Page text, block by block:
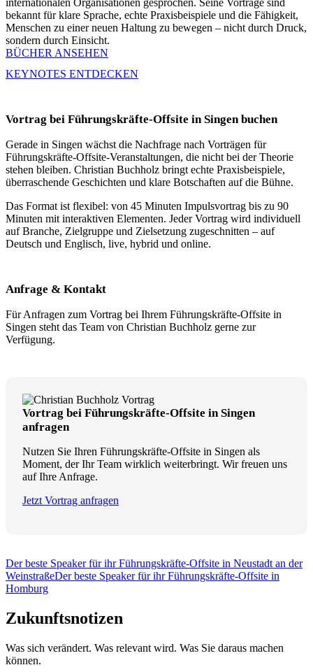
internationalen Organisationen gesprochen. Seine Vorträge sind
bekannt für klare Sprache, echte Praxisbeispiele und die Fähigkeit,
Menschen zu einer neuen Haltung zu bewegen – nicht durch Druck,
sondern durch Einsicht.
BÜCHER ANSEHEN
KEYNOTES ENTDECKEN
Vortrag bei Führungskräfte-Offsite in Singen buchen
Gerade in Singen wächst die Nachfrage nach Vorträgen für
Führungskräfte-Offsite-Veranstaltungen, die nicht bei der Theorie
stehen bleiben. Christian Buchholz bringt echte Praxisbeispiele,
überraschende Geschichten und klare Botschaften auf die Bühne.
Das Format ist flexibel: von 45 Minuten Impulsvortrag bis zu 90
Minuten mit interaktiven Elementen. Jeder Vortrag wird individuell
auf Branche, Zielgruppe und Zielsetzung zugeschnitten – auf
Deutsch und Englisch, live, hybrid und online.
Anfrage & Kontakt
Für Anfragen zum Vortrag bei Ihrem Führungskräfte-Offsite in
Singen steht das Team von Christian Buchholz gerne zur
Verfügung.
Vortrag bei Führungskräfte-Offsite in Singen
anfragen
Nutzen Sie Ihren Führungskräfte-Offsite in Singen als
Moment, der Ihr Team wirklich weiterbringt. Wir freuen uns
auf Ihre Anfrage.
Jetzt Vortrag anfragen
Der beste Speaker für ihr Führungskräfte-Offsite in Neustadt an der
WeinstraßeDer beste Speaker für ihr Führungskräfte-Offsite in
Homburg
Zukunftsnotizen
Was sich verändert. Was relevant wird. Was Sie daraus machen
können.